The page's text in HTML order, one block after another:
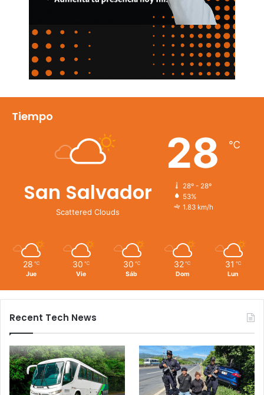
Tiempo
San Salvador
Scattered Clouds
28 ℃
28º - 28º
53%
1.83 km/h
28 ℃
Jue
30 ℃
Vie
30 ℃
Sáb
32 ℃
Dom
31 ℃
Lun
Recent Tech News